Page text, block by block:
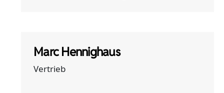
Marc Hennighaus
Vertrieb